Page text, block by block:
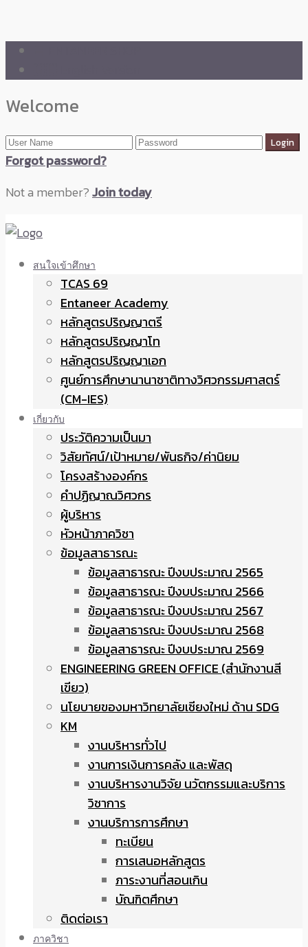
Welcome
Forgot password?
Not a member?Join today
สนใจเข้าศึกษา
TCAS 69
Entaneer Academy
หลักสูตรปริญญาตรี
หลักสูตรปริญญาโท
หลักสูตรปริญญาเอก
ศูนย์การศึกษานานาชาติทางวิศวกรรมศาสตร์
(CM-IES)
เกี่ยวกับ
ประวัติความเป็นมา
วิสัยทัศน์/เป้าหมาย/พันธกิจ/ค่านิยม
โครงสร้างองค์กร
คำปฏิญาณวิศวกร
ผู้บริหาร
หัวหน้าภาควิชา
ข้อมูลสาธารณะ
ข้อมูลสาธารณะ ปีงบประมาณ 2565
ข้อมูลสาธารณะ ปีงบประมาณ 2566
ข้อมูลสาธารณะ ปีงบประมาณ 2567
ข้อมูลสาธารณะ ปีงบประมาณ 2568
ข้อมูลสาธารณะ ปีงบประมาณ 2569
ENGINEERING GREEN OFFICE (สำนักงานสี
เขียว)
นโยบายของมหาวิทยาลัยเชียงใหม่ ด้าน SDG
KM
งานบริหารทั่วไป
งานการเงินการคลัง และพัสดุ
งานบริหารงานวิจัย นวัตกรรมและบริการ
วิชาการ
งานบริการการศึกษา
ทะเบียน
การเสนอหลักสูตร
ภาระงานที่สอนเกิน
บัณฑิตศึกษา
ติดต่อเรา
ภาควิชา